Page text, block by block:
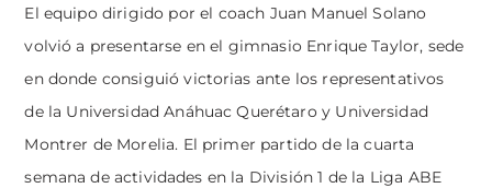
El equipo dirigido por el coach Juan Manuel Solano
volvió a presentarse en el gimnasio Enrique Taylor, sede
en donde consiguió victorias ante los representativos
de la Universidad Anáhuac Querétaro y Universidad
Montrer de Morelia. El primer partido de la cuarta
semana de actividades en la División 1 de la Liga ABE